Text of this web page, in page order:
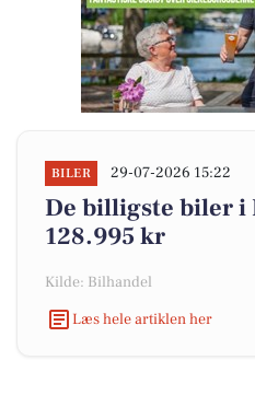
BILER 29-07-2026 15:22
De billigste biler i
128.995 kr
Kilde: Bilhandel
Læs hele artiklen her